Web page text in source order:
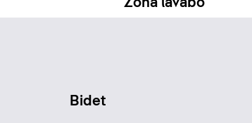
Zona lavabo
Bidet